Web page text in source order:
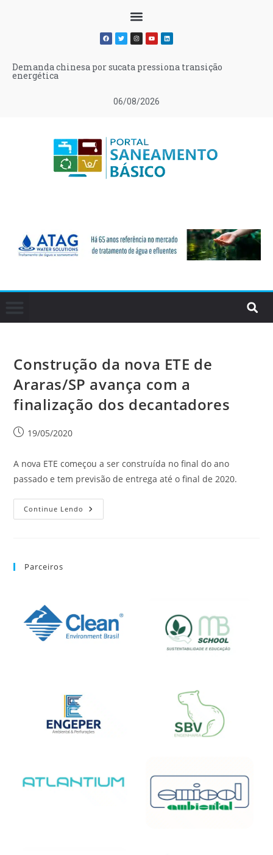
06/08/2026
Demanda chinesa por sucata pressiona transição
energética
Construção da nova ETE de
Araras/SP avança com a
finalização dos decantadores
19/05/2020
A nova ETE começou a ser construída no final do ano
passado e tem previsão de entrega até o final de 2020.
Continue Lendo
Parceiros